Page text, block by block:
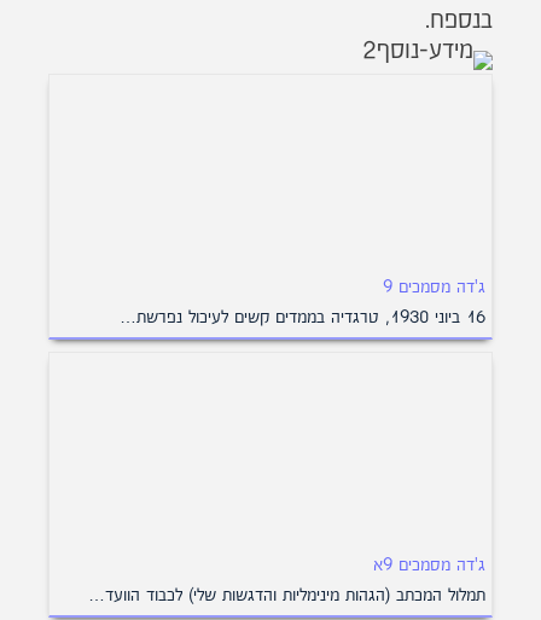
בנספח.
ג'דה מסמכים 9
16 ביוני 1930, טרגדיה בממדים קשים לעיכול נפרשת…
ג'דה מסמכים 9א
תמלול המכתב (הגהות מינימליות והדגשות שלי) לכבוד הוועד…